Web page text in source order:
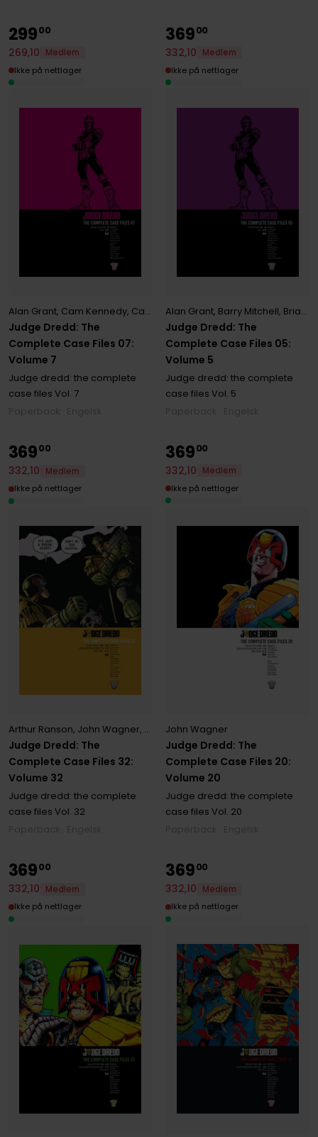
Judge Dredd: The
Complete Case Files 07:
Volume 7
Alan Grant, Cam Kennedy, Carlos Ezquerra ,John Wagner,Ron
Judge dredd: the complete
case files Vol. 7
29900
269,10
Medlem
Ikke på nettlager
Judge Dredd: The
Complete Case Files 05:
Volume 5
Alan Grant, Barry Mitchell, Brian Bolland
Judge dredd: the complete
case files Vol. 5
36900
332,10
Medlem
Ikke på nettlager
Judge Dredd: The
Complete Case Files 32:
Volume 32
Arthur Ranson, John Wagner, Simon Fraser
Judge dredd: the complete
case files Vol. 32
36900
332,10
Medlem
Ikke på nettlager
Judge Dredd: The
Complete Case Files 20:
Volume 20
John Wagner
Judge dredd: the complete
case files Vol. 20
36900
332,10
Medlem
Ikke på nettlager
36900
332,10
Medlem
Ikke på nettlager
36900
332,10
Medlem
Ikke på nettlager